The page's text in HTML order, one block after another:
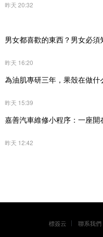
昨天 20:32
男女都喜歡的東西？男女必須
昨天 16:20
為油肌專研三年，果殼在做什
昨天 15:39
嘉善汽車維修小程序：一座開
昨天 12:42
標簽云 聯系我們